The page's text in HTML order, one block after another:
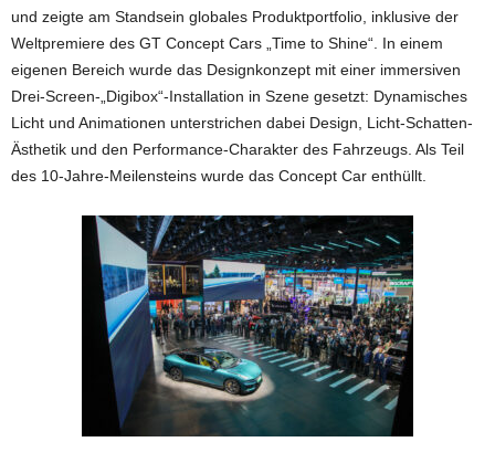
und zeigte am Standsein globales Produktportfolio, inklusive der
Weltpremiere des GT Concept Cars „Time to Shine“. In einem
eigenen Bereich wurde das Designkonzept mit einer immersiven
Drei-Screen-„Digibox“-Installation in Szene gesetzt: Dynamisches
Licht und Animationen unterstrichen dabei Design, Licht-Schatten-
Ästhetik und den Performance-Charakter des Fahrzeugs. Als Teil
des 10-Jahre-Meilensteins wurde das Concept Car enthüllt.